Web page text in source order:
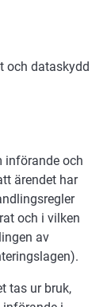
och dataskydd
införande och
ärendet har
och i vilken
av
tas ur bruk,